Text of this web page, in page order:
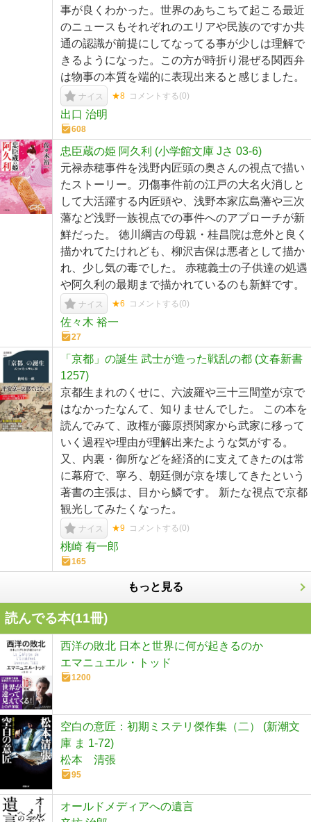
事が良くわかった。世界のあちこちて起こる最近
のニュースもそれぞれのエリアや民族のですか共
通の認識が前提にしてなってる事が少しは理解で
きるようになった。この方が時折り混ぜる関西弁
は物事の本質を端的に表現出来ると感じました。
ナイス ★8 コメントする(0)
出口 治明
608
忠臣蔵の姫 阿久利 (小学館文庫 Jさ 03-6)
元禄赤穂事件を浅野内匠頭の奥さんの視点で描い
たストーリー。刃傷事件前の江戸の大名火消しと
して大活躍する内匠頭や、浅野本家広島藩や三次
藩など浅野一族視点での事件へのアプローチが新
鮮だった。 徳川綱吉の母親・桂昌院は意外と良く
描かれてたけれども、柳沢吉保は悪者として描か
れ、少し気の毒でした。 赤穂義士の子供達の処遇
や阿久利の最期まで描かれているのも新鮮です。
ナイス ★6 コメントする(0)
佐々木 裕一
27
「京都」の誕生 武士が造った戦乱の都 (文春新書
1257)
京都生まれのくせに、六波羅や三十三間堂が京で
はなかったなんて、知りませんでした。 この本を
読んでみて、政権が藤原摂関家から武家に移って
いく過程や理由が理解出来たような気がする。
又、内裏・御所などを経済的に支えてきたのは常
に幕府で、寧ろ、朝廷側が京を壊してきたという
著書の主張は、目から鱗です。 新たな視点で京都
観光してみたくなった。
ナイス ★9 コメントする(0)
桃崎 有一郎
165
もっと見る
読んでる本(11冊)
西洋の敗北 日本と世界に何が起きるのか
エマニュエル・トッド
1200
空白の意匠：初期ミステリ傑作集（二） (新潮文
庫 ま 1-72)
松本 清張
95
オールドメディアへの遺言